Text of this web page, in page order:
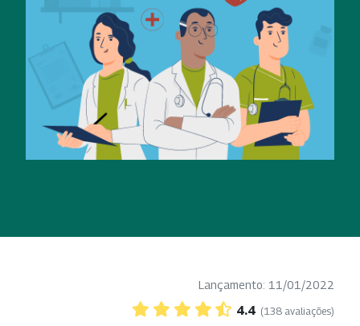
Lançamento: 11/01/2022
4.4 (138 avaliações)